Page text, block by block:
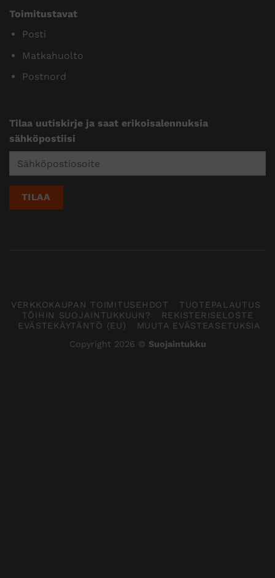
Toimitustavat
Posti
Matkahuolto
Postnord
Tilaa uutiskirje ja saat erikoisalennuksia
sähköpostiisi
VERKKOKAUPAN TOIMITUSEHDOT
TUOTEPALAUTUS
TÖIHIN SUOJAINTUKKUUN?
REKISTERISELOSTE
EVÄSTEKÄYTÄNTÖ (EU)
MUUTA EVÄSTEASETUKSIA
Copyright 2026 © Suojaintukku